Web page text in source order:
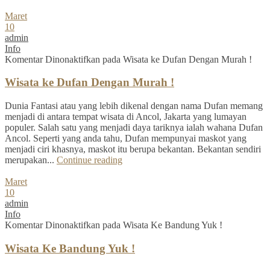
Maret
10
admin
Info
Komentar Dinonaktifkan pada Wisata ke Dufan Dengan Murah !
Wisata ke Dufan Dengan Murah !
Dunia Fantasi atau yang lebih dikenal dengan nama Dufan memang
menjadi di antara tempat wisata di Ancol, Jakarta yang lumayan
populer. Salah satu yang menjadi daya tariknya ialah wahana Dufan
Ancol. Seperti yang anda tahu, Dufan mempunyai maskot yang
menjadi ciri khasnya, maskot itu berupa bekantan. Bekantan sendiri
merupakan... Continue reading
Maret
10
admin
Info
Komentar Dinonaktifkan pada Wisata Ke Bandung Yuk !
Wisata Ke Bandung Yuk !